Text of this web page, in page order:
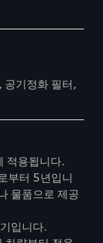
공기정화 필터,
적용됩니다.
부터 5년입니
물품으로 제공
입니다.